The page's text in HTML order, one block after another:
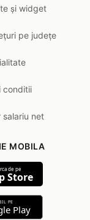
și widget
pe județe
conditii
salariu net
MOBILA
de pe
Store
PE
Play